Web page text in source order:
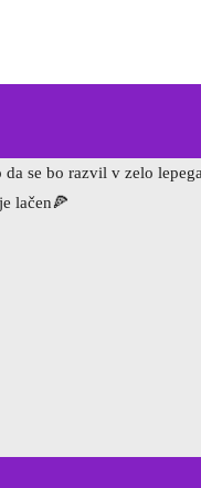
se bo razvil v zelo
lačen🍕